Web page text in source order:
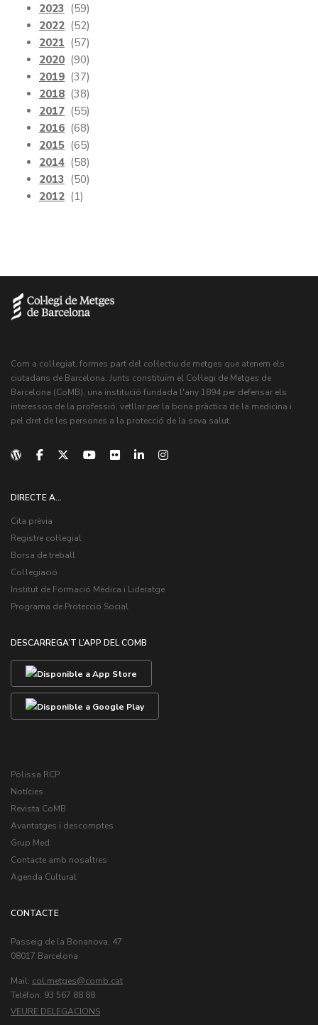
2023 (59)
2022 (52)
2021 (57)
2020 (90)
2019 (37)
2018 (38)
2017 (55)
2016 (68)
2015 (65)
2014 (58)
2013 (50)
2012 (1)
Com a col·legiat, formes part del col·lectiu de metges que atenem els
ciutadans de Barcelona. Junts constituïm el Col·legi de Metges de
Barcelona (CoMB), una institució fundada l'any 1894 per defensar els
interessos de la professió, vetllar per la bona pràctica de la medicina i
pel dret de les persones a la protecció de la seva salut.
DIRECTE A...
Cita prèvia
Registre col·legial
Borsa de treball
Col·legiació
Institut de Formació Mèdica i Lideratge
Programa de Protecció Social
DESCARREGA’T L’APP DEL COMB
Pòlissa RCP
Notícies
Revista CoMB
Avantatges i descomptes
Grup Med
Contacte amb nosaltres
Agenda Cultural
CONTACTE
Passeig de la Bonanova, 47
08017 Barcelona
Mail: col.metges
Teléfon: 93 567 88 88
VEURE DELEGACIONS